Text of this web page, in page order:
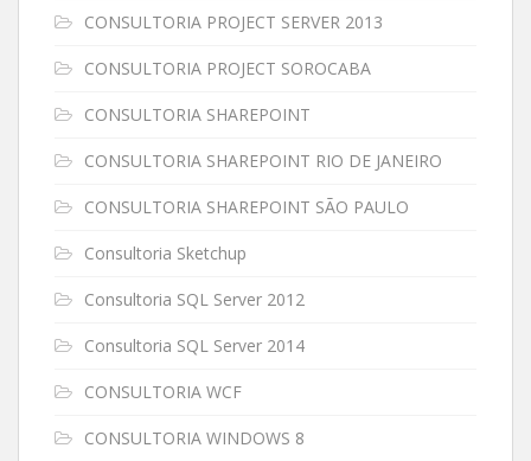
CONSULTORIA PROJECT SERVER 2013
CONSULTORIA PROJECT SOROCABA
CONSULTORIA SHAREPOINT
CONSULTORIA SHAREPOINT RIO DE JANEIRO
CONSULTORIA SHAREPOINT SÃO PAULO
Consultoria Sketchup
Consultoria SQL Server 2012
Consultoria SQL Server 2014
CONSULTORIA WCF
CONSULTORIA WINDOWS 8